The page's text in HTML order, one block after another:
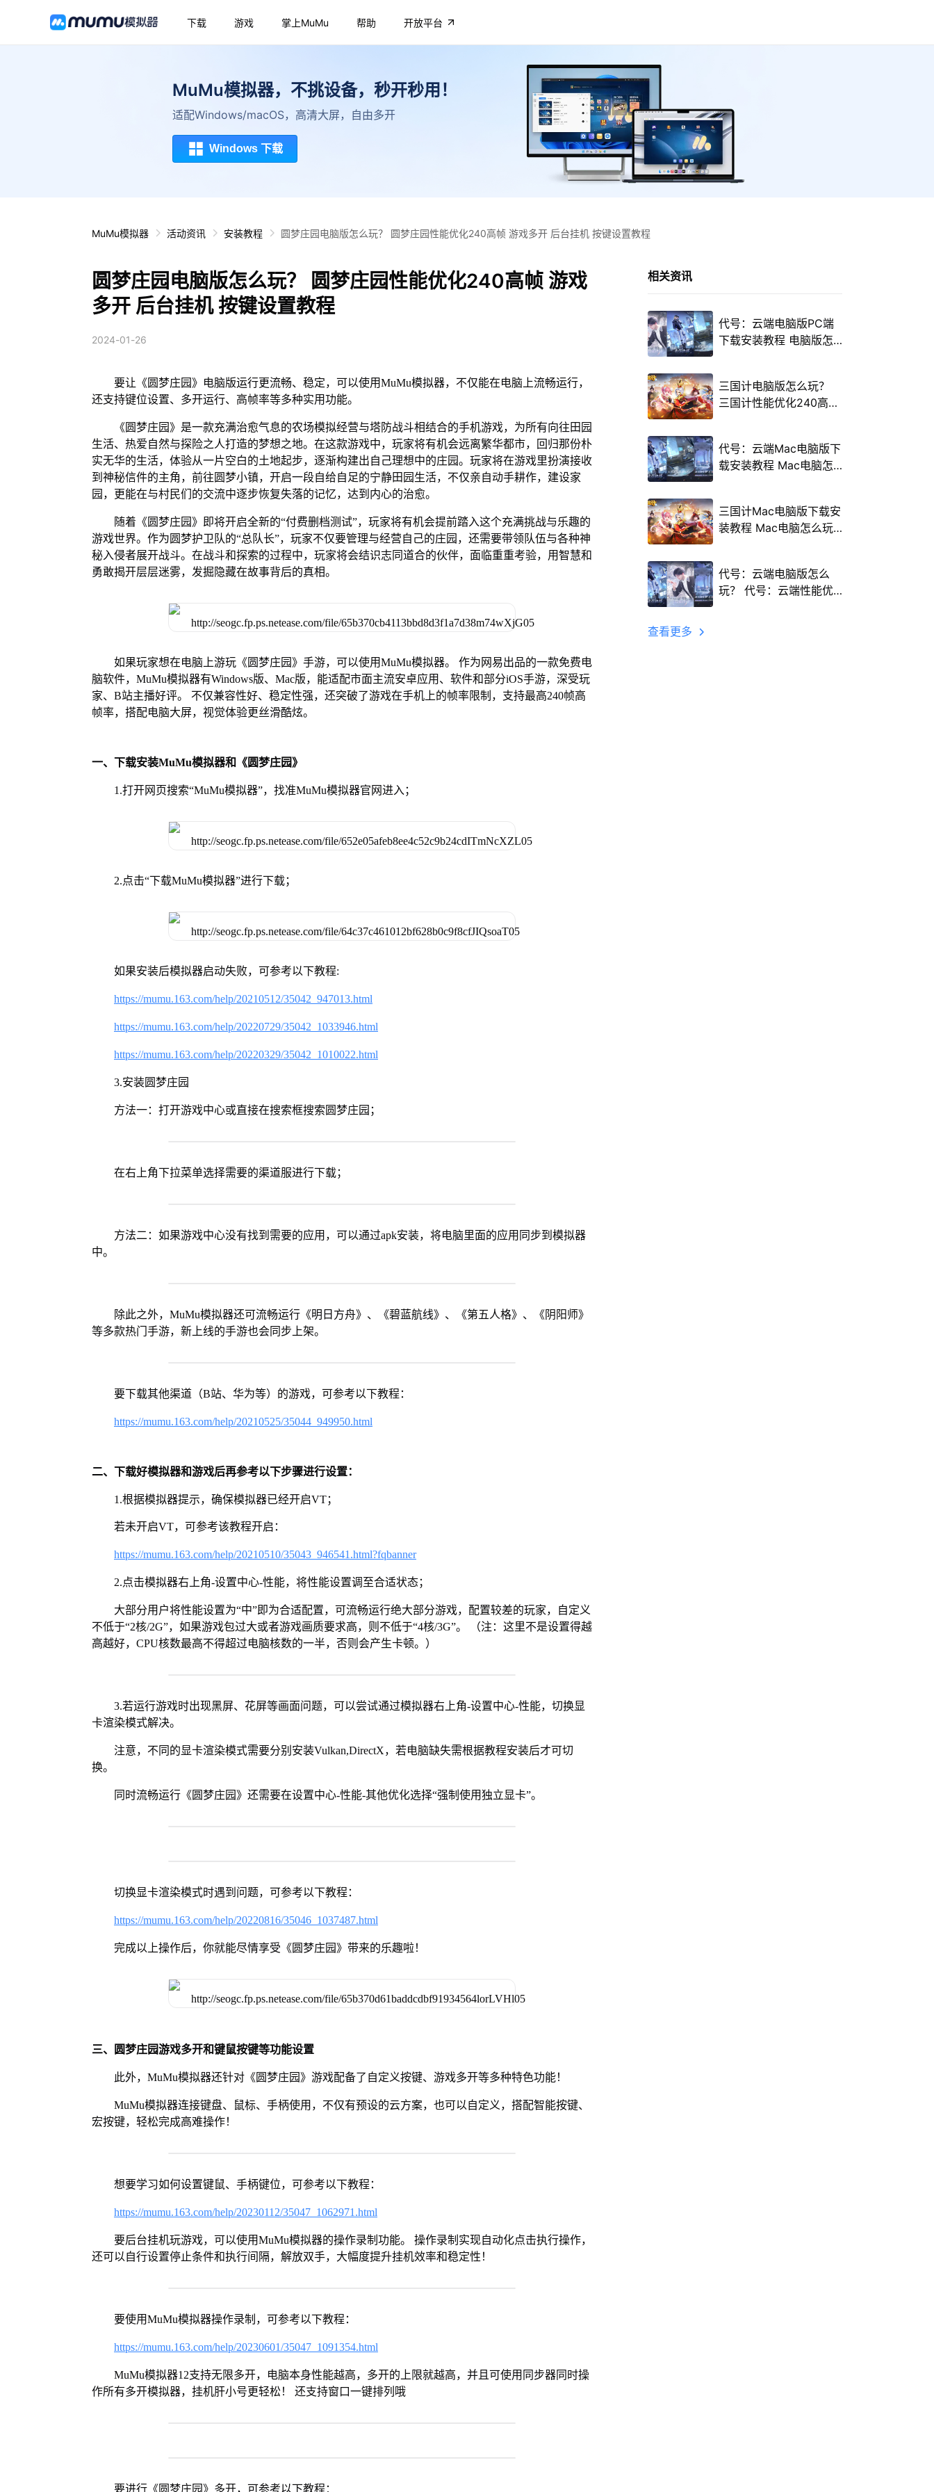
下载 游戏 掌上MuMu 帮助 开放平台
MuMu模拟器，不挑设备，秒开秒用！
适配Windows/macOS，高清大屏，自由多开
Windows 下载
MuMu模拟器 活动资讯 安装教程 圆梦庄园电脑版怎么玩？ 圆梦庄园性能优化240高帧 游戏多开 后台挂机 按键设置教程
圆梦庄园电脑版怎么玩？ 圆梦庄园性能优化240高帧 游戏
多开 后台挂机 按键设置教程
2024-01-26
要让《圆梦庄园》电脑版运行更流畅、稳定，可以使用MuMu模拟器，不仅能在电脑上流畅运行，
还支持键位设置、多开运行、高帧率等多种实用功能。
《圆梦庄园》是一款充满治愈气息的农场模拟经营与塔防战斗相结合的手机游戏，为所有向往田园
生活、热爱自然与探险之人打造的梦想之地。在这款游戏中，玩家将有机会远离繁华都市，回归那份朴
实无华的生活，体验从一片空白的土地起步，逐渐构建出自己理想中的庄园。玩家将在游戏里扮演接收
到神秘信件的主角，前往圆梦小镇，开启一段自给自足的宁静田园生活，不仅亲自动手耕作，建设家
园，更能在与村民们的交流中逐步恢复失落的记忆，达到内心的治愈。
随着《圆梦庄园》即将开启全新的“付费删档测试”，玩家将有机会提前踏入这个充满挑战与乐趣的
游戏世界。作为圆梦护卫队的“总队长”，玩家不仅要管理与经营自己的庄园，还需要带领队伍与各种神
秘入侵者展开战斗。在战斗和探索的过程中，玩家将会结识志同道合的伙伴，面临重重考验，用智慧和
勇敢揭开层层迷雾，发掘隐藏在故事背后的真相。
如果玩家想在电脑上游玩《圆梦庄园》手游，可以使用MuMu模拟器。 作为网易出品的一款免费电
脑软件，MuMu模拟器有Windows版、Mac版，能适配市面主流安卓应用、软件和部分iOS手游，深受玩
家、B站主播好评。 不仅兼容性好、稳定性强，还突破了游戏在手机上的帧率限制，支持最高240帧高
帧率，搭配电脑大屏，视觉体验更丝滑酷炫。
一、下载安装MuMu模拟器和《圆梦庄园》
1.打开网页搜索“MuMu模拟器”，找准MuMu模拟器官网进入；
2.点击“下载MuMu模拟器”进行下载；
如果安装后模拟器启动失败，可参考以下教程:
https://mumu.163.com/help/20210512/35042_947013.html
https://mumu.163.com/help/20220729/35042_1033946.html
https://mumu.163.com/help/20220329/35042_1010022.html
3.安装圆梦庄园
方法一：打开游戏中心或直接在搜索框搜索圆梦庄园；
在右上角下拉菜单选择需要的渠道服进行下载；
方法二：如果游戏中心没有找到需要的应用，可以通过apk安装，将电脑里面的应用同步到模拟器
中。
除此之外，MuMu模拟器还可流畅运行《明日方舟》、《碧蓝航线》、《第五人格》、《阴阳师》
等多款热门手游，新上线的手游也会同步上架。
要下载其他渠道（B站、华为等）的游戏，可参考以下教程：
https://mumu.163.com/help/20210525/35044_949950.html
二、下载好模拟器和游戏后再参考以下步骤进行设置：
1.根据模拟器提示，确保模拟器已经开启VT；
若未开启VT，可参考该教程开启：
https://mumu.163.com/help/20210510/35043_946541.html?fqbanner
2.点击模拟器右上角-设置中心-性能，将性能设置调至合适状态；
大部分用户将性能设置为“中”即为合适配置，可流畅运行绝大部分游戏，配置较差的玩家，自定义
不低于“2核/2G”，如果游戏包过大或者游戏画质要求高，则不低于“4核/3G”。 （注：这里不是设置得越
高越好，CPU核数最高不得超过电脑核数的一半，否则会产生卡顿。）
3.若运行游戏时出现黑屏、花屏等画面问题，可以尝试通过模拟器右上角-设置中心-性能，切换显
卡渲染模式解决。
注意，不同的显卡渲染模式需要分别安装Vulkan,DirectX，若电脑缺失需根据教程安装后才可切
换。
同时流畅运行《圆梦庄园》还需要在设置中心-性能-其他优化选择“强制使用独立显卡”。
切换显卡渲染模式时遇到问题，可参考以下教程：
https://mumu.163.com/help/20220816/35046_1037487.html
完成以上操作后，你就能尽情享受《圆梦庄园》带来的乐趣啦！
三、圆梦庄园游戏多开和键鼠按键等功能设置
此外，MuMu模拟器还针对《圆梦庄园》游戏配备了自定义按键、游戏多开等多种特色功能！
MuMu模拟器连接键盘、鼠标、手柄使用，不仅有预设的云方案，也可以自定义，搭配智能按键、
宏按键，轻松完成高难操作！
想要学习如何设置键鼠、手柄键位，可参考以下教程：
https://mumu.163.com/help/20230112/35047_1062971.html
要后台挂机玩游戏，可以使用MuMu模拟器的操作录制功能。 操作录制实现自动化点击执行操作，
还可以自行设置停止条件和执行间隔，解放双手，大幅度提升挂机效率和稳定性！
要使用MuMu模拟器操作录制，可参考以下教程：
https://mumu.163.com/help/20230601/35047_1091354.html
MuMu模拟器12支持无限多开，电脑本身性能越高，多开的上限就越高，并且可使用同步器同时操
作所有多开模拟器，挂机肝小号更轻松！ 还支持窗口一键排列哦
要进行《圆梦庄园》多开，可参考以下教程：
相关资讯
代号：云端电脑版PC端
下载安装教程 电脑版怎
三国计电脑版怎么玩？
三国计性能优化240高帧
代号：云端Mac电脑版下
载安装教程 Mac电脑怎
三国计Mac电脑版下载安
装教程 Mac电脑怎么玩
代号：云端电脑版怎么
玩？ 代号：云端性能优
查看更多